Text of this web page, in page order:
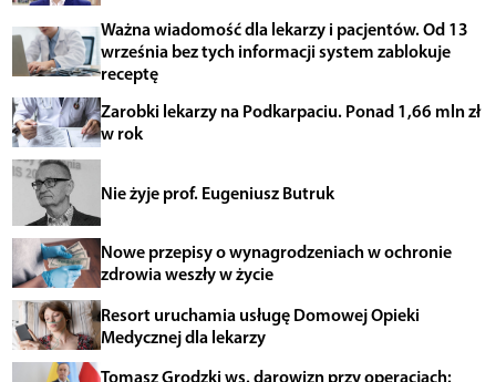
Ważna wiadomość dla lekarzy i pacjentów. Od 13
września bez tych informacji system zablokuje
receptę
Zarobki lekarzy na Podkarpaciu. Ponad 1,66 mln zł
w rok
Nie żyje prof. Eugeniusz Butruk
Nowe przepisy o wynagrodzeniach w ochronie
zdrowia weszły w życie
Resort uruchamia usługę Domowej Opieki
Medycznej dla lekarzy
Tomasz Grodzki ws. darowizn przy operacjach: